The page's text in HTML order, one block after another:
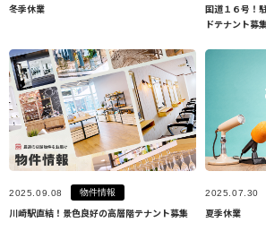
冬季休業
国道１６号！
ドテナント募
2025.09.08 物件情報
川崎駅直結！景色良好の高層階テナント募集
2025.07.30
夏季休業